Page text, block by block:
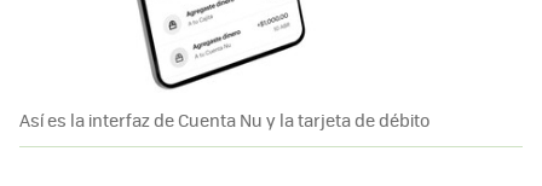
Así es la interfaz de Cuenta Nu y la tarjeta de débito